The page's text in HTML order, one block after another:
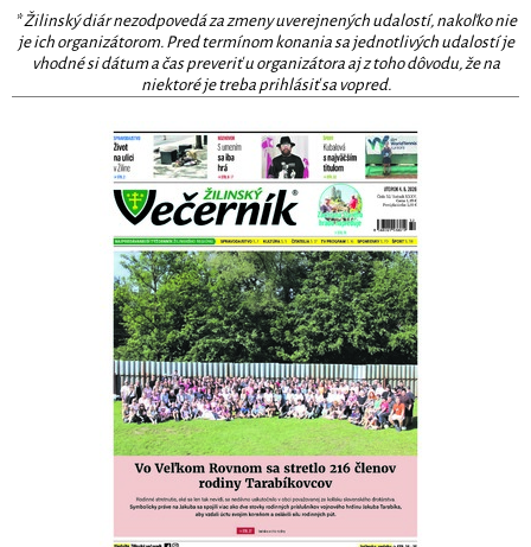
* Žilinský diár nezodpovedá za zmeny uverejnených udalostí, nakoľko nie
je ich organizátorom. Pred termínom konania sa jednotlivých udalostí je
vhodné si dátum a čas preveriť u organizátora aj z toho dôvodu, že na
niektoré je treba prihlásiť sa vopred.